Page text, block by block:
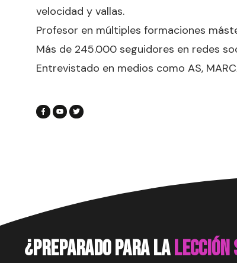
velocidad y vallas.
Profesor en múltiples formaciones
Más de 245.000 seguidores en redes
Entrevistado en medios como AS,
¿preparado para lalección